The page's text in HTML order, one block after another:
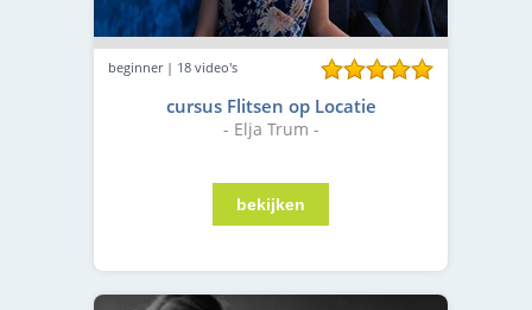
beginner | 18 video's
cursus Flitsen op Locatie
- Elja Trum -